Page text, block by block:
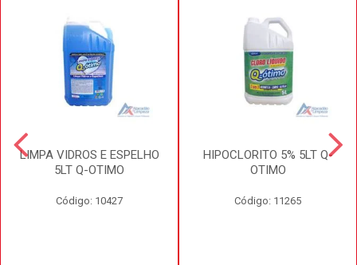
LIMPA VIDROS E ESPELHO
5LT Q-OTIMO
Código: 10427
HIPOCLORITO 5% 5LT Q-
OTIMO
Código: 11265